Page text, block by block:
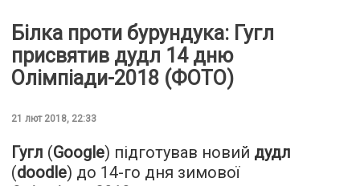
Білка проти бурундука: Гугл
присвятив дудл 14 дню
Олімпіади-2018 (ФОТО)
21 лют 2018, 22:33
Гугл (Google) підготував новий дудл
(doodle) до 14-го дня зимової